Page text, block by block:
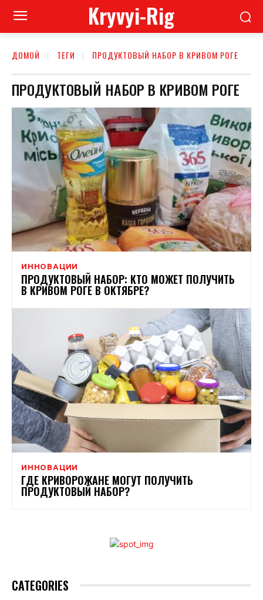
Kryvyi-Rig
ДОМОЙ ТЕГИ ПРОДУКТОВЫЙ НАБОР В КРИВОМ РОГЕ
ПРОДУКТОВЫЙ НАБОР В КРИВОМ РОГЕ
ИННОВАЦИИ
ПРОДУКТОВЫЙ НАБОР: КТО МОЖЕТ ПОЛУЧИТЬ
В КРИВОМ РОГЕ В ОКТЯБРЕ?
ИННОВАЦИИ
ГДЕ КРИВОРОЖАНЕ МОГУТ ПОЛУЧИТЬ
ПРОДУКТОВЫЙ НАБОР?
CATEGORIES